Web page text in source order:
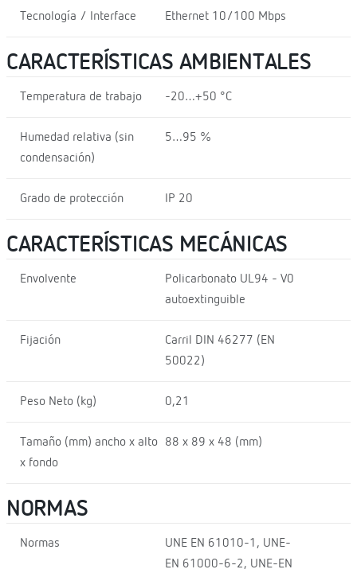
Tecnología / Interface Ethernet 10/100 Mbps
CARACTERÍSTICAS AMBIENTALES
Temperatura de trabajo -20…+50 °C
Humedad relativa (sin
condensación)
5…95 %
Grado de protección IP 20
CARACTERÍSTICAS MECÁNICAS
Envolvente
Policarbonato UL94 - V0
autoextinguible
Fijación
Carril DIN 46277 (EN
50022)
Peso Neto (kg) 0,21
Tamaño (mm) ancho x alto
x fondo
88 x 89 x 48 (mm)
NORMAS
Normas
UNE EN 61010-1, UNE-
EN 61000-6-2, UNE-EN